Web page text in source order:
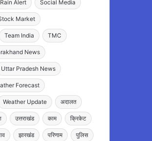
Rain Alert Social Media
Market
Team India TMC
News
Uttar Pradesh News
Forecast
Weather Update अदालत
उत्तराखंड काम क्रिकेट
झारखंड परिणाम पुलिस